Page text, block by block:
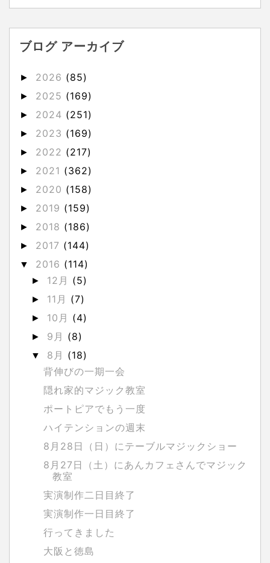
ブログ アーカイブ
► 2026 (85)
► 2025 (169)
► 2024 (251)
► 2023 (169)
► 2022 (217)
► 2021 (362)
► 2020 (158)
► 2019 (159)
► 2018 (186)
► 2017 (144)
▼ 2016 (114)
► 12月 (5)
► 11月 (7)
► 10月 (4)
► 9月 (8)
▼ 8月 (18)
背伸びの一期一会
隠れ家的マジック教室
ポートピアでもう一度
ハイテンションの週末
8月28日（日）にテーブルマジックショー
8月27日（土）にあんカフェさんでマジック
教室
実演制作二日目終了
実演制作一日目終了
行ってきました
大阪と徳島